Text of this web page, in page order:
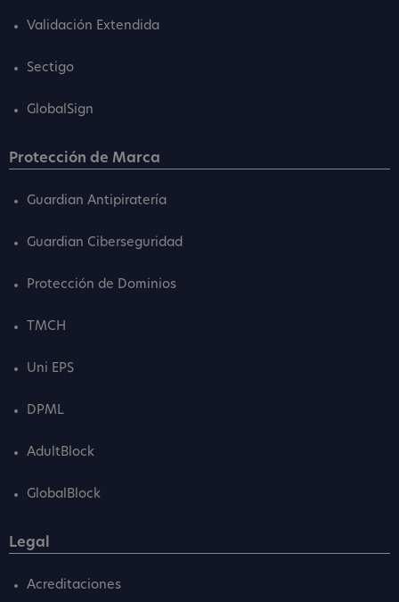
Validación Extendida
Sectigo
GlobalSign
Protección de Marca
Guardian Antipiratería
Guardian Ciberseguridad
Protección de Dominios
TMCH
Uni EPS
DPML
AdultBlock
GlobalBlock
Legal
Acreditaciones